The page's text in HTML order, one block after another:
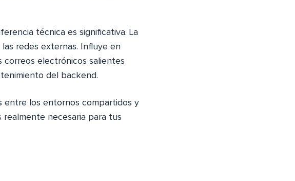
técnica es significativa. La
redes externas. Influye en
electrónicos salientes
del backend.
entre los entornos compartidos y
realmente necesaria para tus